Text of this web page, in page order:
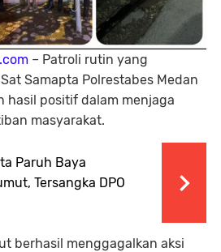
– Patroli rutin yang
Samapta Polrestabes Medan
hasil positif dalam menjaga
masyarakat.
Paruh Baya
Tersangka DPO
berhasil menggagalkan aksi